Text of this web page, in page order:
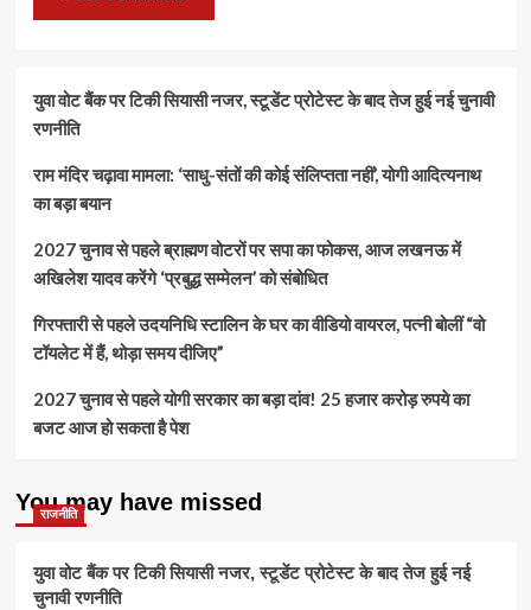
युवा वोट बैंक पर टिकी सियासी नजर, स्टूडेंट प्रोटेस्ट के बाद तेज हुई नई चुनावी
रणनीति
राम मंदिर चढ़ावा मामला: ‘साधु-संतों की कोई संलिप्तता नहीं’, योगी आदित्यनाथ
का बड़ा बयान
2027 चुनाव से पहले ब्राह्मण वोटरों पर सपा का फोकस, आज लखनऊ में
अखिलेश यादव करेंगे ‘प्रबुद्ध सम्मेलन’ को संबोधित
गिरफ्तारी से पहले उदयनिधि स्टालिन के घर का वीडियो वायरल, पत्नी बोलीं “वो
टॉयलेट में हैं, थोड़ा समय दीजिए”
2027 चुनाव से पहले योगी सरकार का बड़ा दांव! 25 हजार करोड़ रुपये का
बजट आज हो सकता है पेश
You may have missed
राजनीति
युवा वोट बैंक पर टिकी सियासी नजर, स्टूडेंट प्रोटेस्ट के बाद तेज हुई नई
चुनावी रणनीति